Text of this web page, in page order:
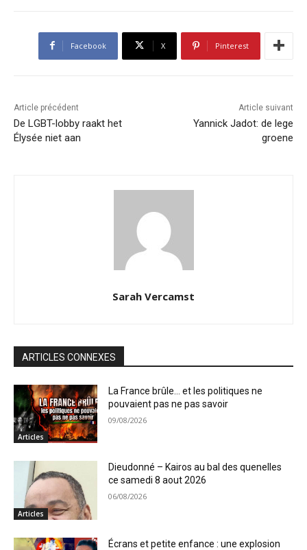
Facebook X Pinterest
Article précédent
De LGBT-lobby raakt het
Élysée niet aan
Article suivant
Yannick Jadot: de lege
groene
Sarah Vercamst
ARTICLES CONNEXES
Articles
La France brûle… et les politiques ne
pouvaient pas ne pas savoir
09/08/2026
Articles
Dieudonné – Kairos au bal des quenelles
ce samedi 8 aout 2026
06/08/2026
Écrans et petite enfance : une explosion